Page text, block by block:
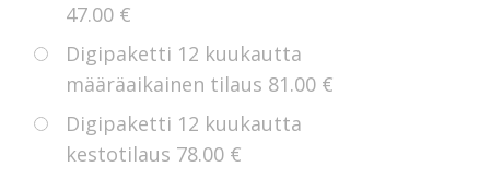
47.00 €
Digipaketti 12 kuukautta
määräaikainen tilaus 81.00 €
Digipaketti 12 kuukautta
kestotilaus 78.00 €